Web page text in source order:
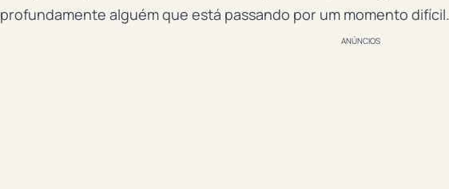
profundamente alguém que está passando por um momento difícil.
ANÚNCIOS